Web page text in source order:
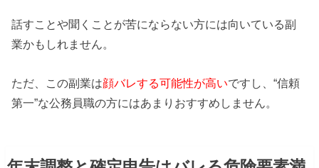
話すことや聞くことが苦にならない方には向いている副
業かもしれません。
ただ、この副業は顔バレする可能性が高いですし、“信頼
第一”な公務員職の方にはあまりおすすめしません。